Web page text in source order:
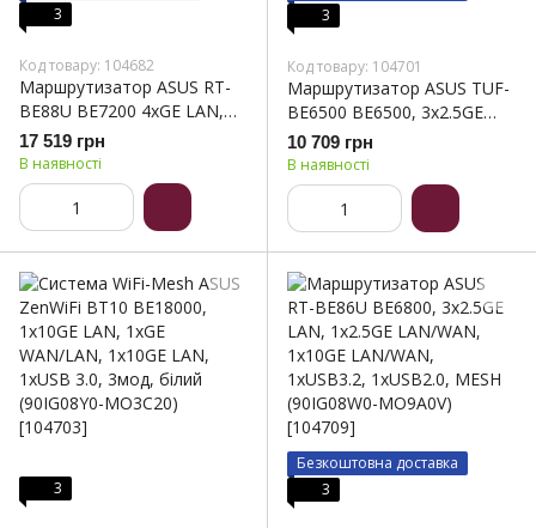
3
Код товару: 104682
Маршрутизатор ASUS RT-
BE88U BE7200 4xGE LAN,
3x2.5GE WAN, 1x2.5GE
WAN/LAN. 1x10GE
WAN/LAN, 1xSFP+,
1xUSB3.2, MESH (90IG08V0-
MO3N0V)
17 519 грн
В наявності
3
Код товару: 104701
Маршрутизатор ASUS TUF-
BE6500 BE6500, 3x2.5GE
LAN, 1x2.5xGE WAN,
1xUSB3.2, MESH (90IG0920-
MO9C00)
10 709 грн
В наявності
3
Безкоштовна доставка
3